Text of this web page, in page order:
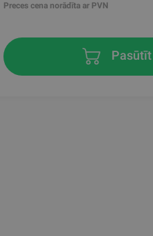
Preces cena norādīta ar PVN
Pasūtīt